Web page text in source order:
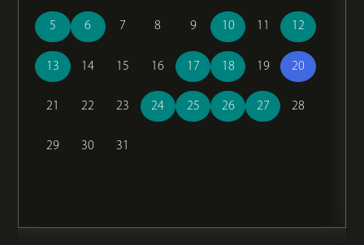
5 6 7 8 9 10 11 12
13 14 15 16 17 18 19 20
21 22 23 24 25 26 27 28
29 30 31